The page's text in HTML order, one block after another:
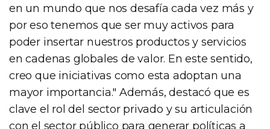
en un mundo que nos desafía cada vez más y
por eso tenemos que ser muy activos para
poder insertar nuestros productos y servicios
en cadenas globales de valor. En este sentido,
creo que iniciativas como esta adoptan una
mayor importancia." Además, destacó que es
clave el rol del sector privado y su articulación
con el sector público para generar políticas a